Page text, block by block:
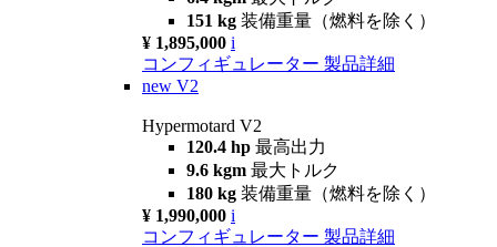
151 kg 装備重量（燃料を除く）
¥ 1,895,000 i
コンフィギュレーター 製品詳細
new V2
Hypermotard V2
120.4 hp 最高出力
9.6 kgm 最大トルク
180 kg 装備重量（燃料を除く）
¥ 1,990,000 i
コンフィギュレーター 製品詳細